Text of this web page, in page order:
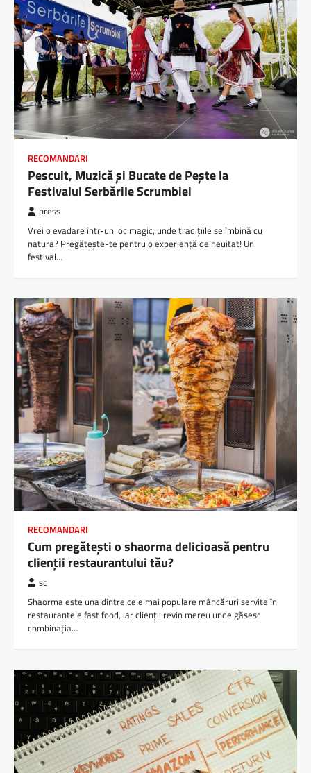
RECOMANDARI
Pescuit, Muzică și Bucate de Pește la
Festivalul Serbările Scrumbiei
press
Vrei o evadare într-un loc magic, unde tradițiile se îmbină cu
natura? Pregătește-te pentru o experiență de neuitat! Un
festival…
RECOMANDARI
Cum pregătești o shaorma delicioasă pentru
clienții restaurantului tău?
sc
Shaorma este una dintre cele mai populare mâncăruri servite în
restaurantele fast food, iar clienții revin mereu unde găsesc
combinația…